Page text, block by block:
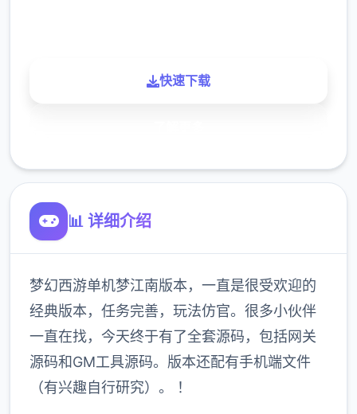
快速下载
📊 详细介绍
梦幻西游单机梦江南版本，一直是很受欢迎的
经典版本，任务完善，玩法仿官。很多小伙伴
一直在找，今天终于有了全套源码，包括网关
源码和GM工具源码。版本还配有手机端文件
（有兴趣自行研究）。 ！